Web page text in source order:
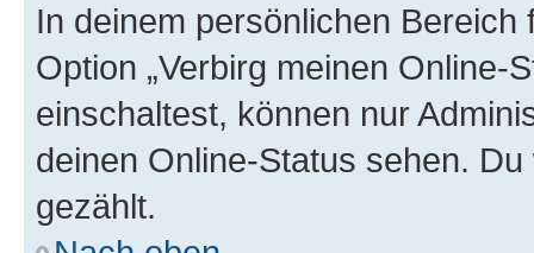
In deinem persönlichen
Option „Verbirg meinen Online-
einschaltest, können nur
deinen Online-Status sehen.
gezählt.